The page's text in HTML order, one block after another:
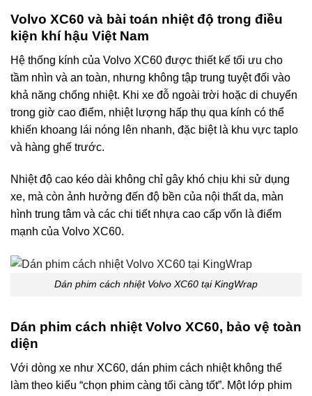
Volvo XC60 và bài toán nhiệt độ trong điều
kiện khí hậu Việt Nam
Hệ thống kính của Volvo XC60 được thiết kế tối ưu cho
tầm nhìn và an toàn, nhưng không tập trung tuyệt đối vào
khả năng chống nhiệt. Khi xe đỗ ngoài trời hoặc di chuyển
trong giờ cao điểm, nhiệt lượng hấp thụ qua kính có thể
khiến khoang lái nóng lên nhanh, đặc biệt là khu vực taplo
và hàng ghế trước.
Nhiệt độ cao kéo dài không chỉ gây khó chịu khi sử dụng
xe, mà còn ảnh hưởng đến độ bền của nội thất da, màn
hình trung tâm và các chi tiết nhựa cao cấp vốn là điểm
mạnh của Volvo XC60.
Dán phim cách nhiệt Volvo XC60 tại KingWrap
Dán phim cách nhiệt Volvo XC60, bảo vệ toàn
diện
Với dòng xe như XC60, dán phim cách nhiệt không thể
làm theo kiểu “chọn phim càng tối càng tốt”. Một lớp phim